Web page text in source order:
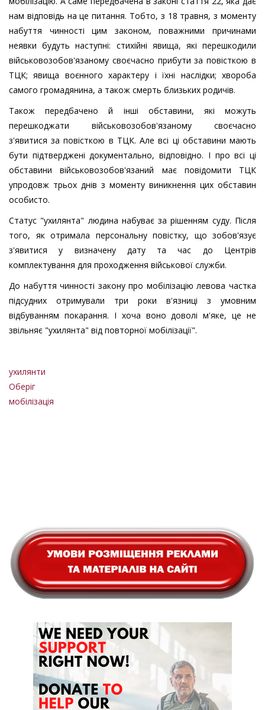
нам відповідь на це питання. Тобто, з 18 травня, з моменту
набуття чинності цим законом, поважними причинами
неявки будуть наступні: стихійні явища, які перешкодили
військовозобов'язаному своєчасно прибути за повісткою в
ТЦК; явища воєнного характеру і їхні наслідки; хвороба
самого громадянина, а також смерть близьких родичів.
Також передбачено й інші обставини, які можуть
перешкоджати військовозобов'язаному своєчасно
з'явитися за повісткою в ТЦК. Але всі ці обставини мають
бути підтверджені документально, відповідно. І про всі ці
обставини військовозобов'язаний має повідомити ТЦК
упродовж трьох днів з моменту виникнення цих обставин
особисто.
Статус "ухилянта" людина набуває за рішенням суду. Після
того, як отримала персональну повістку, що зобов'язує
з'явитися у визначену дату та час до Центрів
комплектування для проходження військової служби.
До набуття чинності закону про мобілізацію левова частка
підсудних отримували три роки в'язниці з умовним
відбуванням покарання. І хоча воно доволі м'яке, це не
звільняє "ухилянта" від повторної мобілізації".
ухилянти
Оберіг
мобілізація